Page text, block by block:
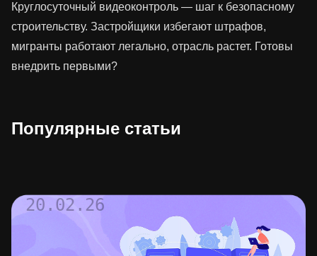
Круглосуточный видеоконтроль — шаг к безопасному
строительству. Застройщики избегают штрафов,
мигранты работают легально, отрасль растет. Готовы
внедрить первыми?
Популярные статьи
20.02.26